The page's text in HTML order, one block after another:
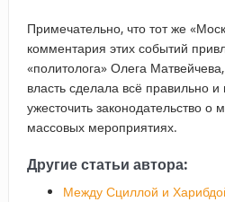
Примечательно, что тот же
комментария этих событий
«политолога» Олега
власть сделала всё правильно
ужесточить законодательство о
массовых мероприятиях.
Другие статьи автора:
Между Сциллой и